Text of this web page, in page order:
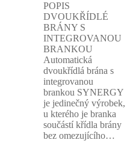
POPIS
DVOUKŘÍDLÉ
BRÁNY S
INTEGROVANOU
BRANKOU
Automatická
dvoukřídlá brána s
integrovanou
brankou SYNERGY
je jedinečný výrobek,
u kterého je branka
součástí křídla brány
bez omezujícího…